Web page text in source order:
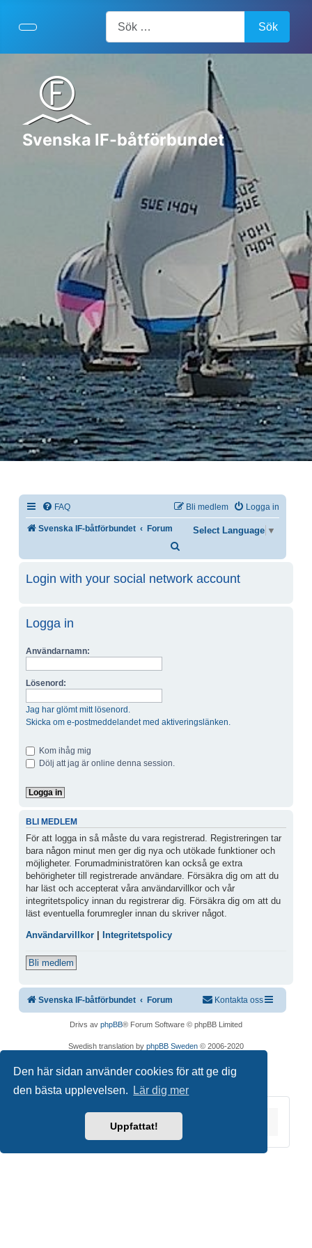
Den här sidan använder cookies för att ge dig
den bästa upplevelsen.
Lär dig mer
Uppfattat!
Sök
Svenska IF-båtförbundet
FAQ Logga in
Bli medlem
Svenska IF-båtförbundet Forum Select Language ▼
Login with your social network account
Logga in
Användarnamn:
Lösenord:
Jag har glömt mitt lösenord.
Skicka om e-postmeddelandet med aktiveringslänken.
Kom ihåg mig
Dölj att jag är online denna session.
BLI MEDLEM
För att logga in så måste du vara registrerad. Registreringen tar
bara någon minut men ger dig nya och utökade funktioner och
möjligheter. Forumadministratören kan också ge extra
behörigheter till registrerade användare. Försäkra dig om att du
har läst och accepterat våra användarvillkor och vår
integritetspolicy innan du registrerar dig. Försäkra dig om att du
läst eventuella forumregler innan du skriver något.
Användarvillkor Integritetspolicy
Bli medlem
Svenska IF-båtförbundet Forum Kontakta oss
Drivs av phpBB® Forum Software © phpBB Limited
Swedish translation by phpBB Sweden © 2006-2020
Integritetspolicy | Användarvillkor
Hem Forum